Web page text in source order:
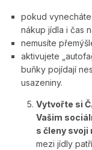
pokud
nákup jídla i čas
nemusíte
aktivujete
buňky pojídají
usazeniny.
Vytvořte si
Vašim
s členy svoji
mezi jídly